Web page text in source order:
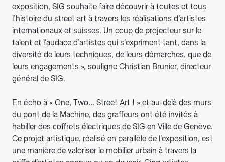
exposition, SIG souhaite faire découvrir à toutes et tous
l’histoire du street art à travers les réalisations d’artistes
internationaux et suisses. Un coup de projecteur sur le
talent et l’audace d’artistes qui s’expriment tant, dans la
diversité de leurs techniques, de leurs démarches, que de
leurs engagements », souligne Christian Brunier, directeur
général de SIG.
En écho à « One, Two... Street Art ! » et au-delà des murs
du pont de la Machine, des graffeurs ont été invités à
habiller des coffrets électriques de SIG en Ville de Genève.
Ce projet artistique, réalisé en parallèle de l’exposition, est
une manière de valoriser le mobilier urbain à travers la